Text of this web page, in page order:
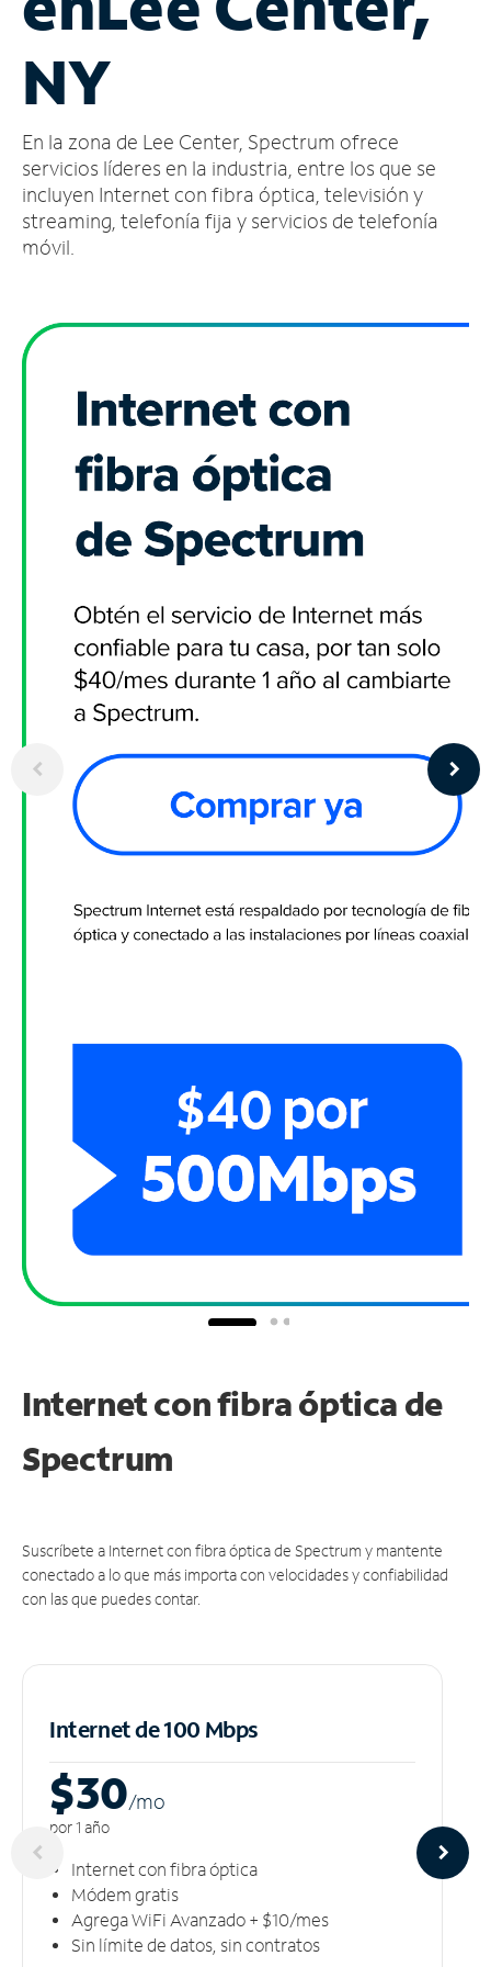
cuenta
Encuentra
tienda
NY
En la zona de Lee Center, Spectrum ofrece
servicios líderes en la industria, entre los que se
incluyen Internet con fibra óptica, televisión y
streaming, telefonía fija y servicios de telefonía
móvil.
Internet con fibra óptica de
Spectrum
Suscríbete a Internet con fibra óptica de Spectrum y mantente
conectado a lo que más importa con velocidades y confiabilidad
con las que puedes contar.
Internet de 100 Mbps
$30/mo
por 1 año
Internet con fibra óptica
Módem gratis
Agrega WiFi Avanzado + $10/mes
Sin límite de datos, sin contratos